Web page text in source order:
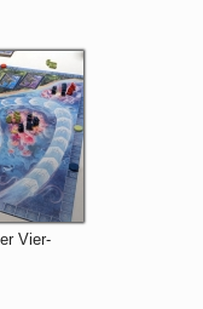
Vier-